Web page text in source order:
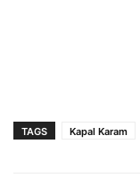
TAGS Kapal Karam